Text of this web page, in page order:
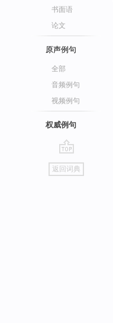
书面语
论文
原声例句
全部
音频例句
视频例句
权威例句
go
top
返回词典